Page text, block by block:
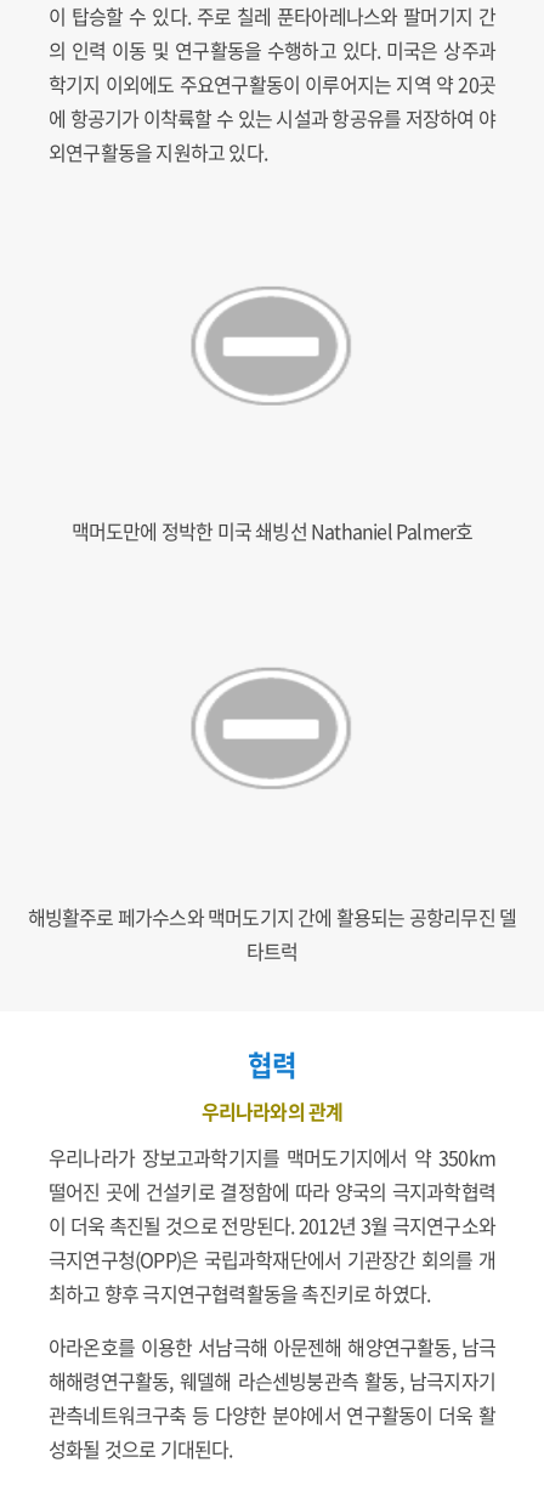
이 탑승할 수 있다. 주로 칠레 푼타아레나스와 팔머기지 간
의 인력 이동 및 연구활동을 수행하고 있다. 미국은 상주과
학기지 이외에도 주요연구활동이 이루어지는 지역 약 20곳
에 항공기가 이착륙할 수 있는 시설과 항공유를 저장하여 야
외연구활동을 지원하고 있다.
맥머도만에 정박한 미국 쇄빙선 Nathaniel Palmer호
해빙활주로 페가수스와 맥머도기지 간에 활용되는 공항리무진 델
타트럭
협력
우리나라와의 관계
우리나라가 장보고과학기지를 맥머도기지에서 약 350km
떨어진 곳에 건설키로 결정함에 따라 양국의 극지과학협력
이 더욱 촉진될 것으로 전망된다. 2012년 3월 극지연구소와
극지연구청(OPP)은 국립과학재단에서 기관장간 회의를 개
최하고 향후 극지연구협력활동을 촉진키로 하였다.
아라온호를 이용한 서남극해 아문젠해 해양연구활동, 남극
해해령연구활동, 웨델해 라슨센빙붕관측 활동, 남극지자기
관측네트워크구축 등 다양한 분야에서 연구활동이 더욱 활
성화될 것으로 기대된다.